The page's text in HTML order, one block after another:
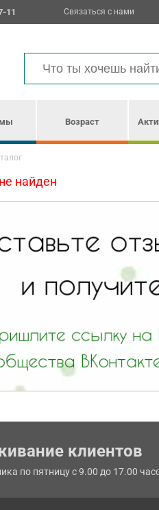
11 Связаться с нами
Возраст
найден
клиентов
по пятницу с 9.00 до 17.00